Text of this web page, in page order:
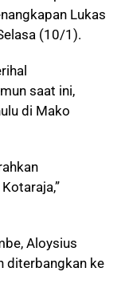
Lukas
(10/1).
saat ini,
di Mako
Aloysius
diterbangkan ke